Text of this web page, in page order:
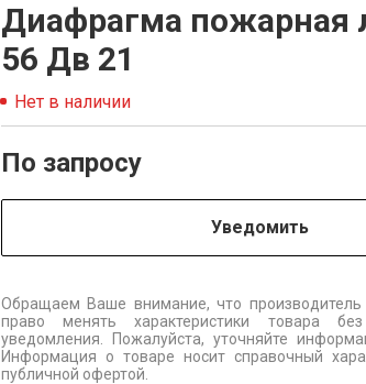
Диафрагма пожарная
56 Дв 21
Нет в наличии
По запросу
Уведомить
Обращаем Ваше внимание, что производитель
право менять характеристики товара без
уведомления. Пожалуйста, уточняйте
Информация о товаре носит справочный
публичной офертой.